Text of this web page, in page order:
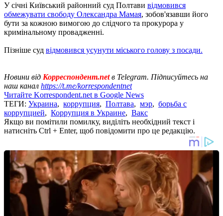
У січні Київський районний суд Полтави відмовився
обмежувати свободу Олександра Мамая, зобов'язавши його
бути за кожною вимогою до слідчого та прокурора у
кримінальному провадженні.
Пізніше суд відмовився усунути міського голову з посади.
Новини від Корреспондент.netв Telegram. Підписуйтесь на
наш канал https://t.me/korrespondentnet
Читайте Korrespondent.net в Google News
ТЕГИ: Украина, коррупция, Полтава, мэр, борьба с
коррупцией, Коррупция в Украине, Вакс
Якщо ви помітили помилку, виділіть необхідний текст і
натисніть Ctrl + Enter, щоб повідомити про це редакцію.